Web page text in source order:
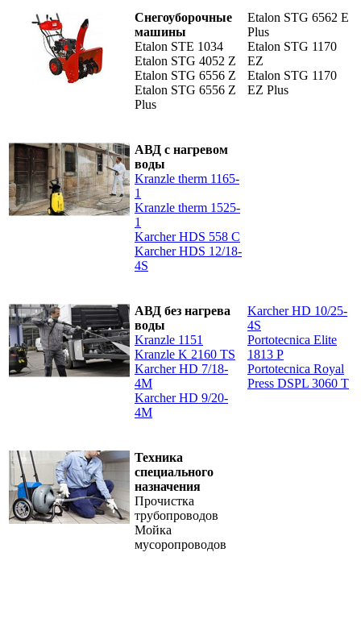
Снегоуборочные
машины
Etalon STE 1034
Etalon STG 4052 Z
Etalon STG 6556 Z
Etalon STG 6556 Z
Plus
Etalon STG 6562 E
Plus
Etalon STG 1170
EZ
Etalon STG 1170
EZ Plus
АВД с нагревом
воды
Kranzle therm 1165-
1
Kranzle therm 1525-
1
Karcher HDS 558 C
Karcher HDS 12/18-
4S
АВД без нагрева
воды
Kranzle 1151
Kranzle K 2160 TS
Karcher HD 7/18-
4M
Karcher HD 9/20-
4М
Karcher HD 10/25-
4S
Portotecnica Elite
1813 P
Portotecnica Royal
Press DSPL 3060 T
Техника
специального
назначения
Прочистка
трубопроводов
Мойка
мусоропроводов